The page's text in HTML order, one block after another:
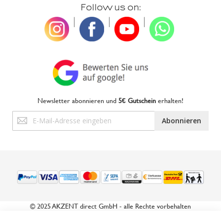
Follow us on:
Newsletter abonnieren und5€ Gutscheinerhalten!
Anmeldung
zum
Abonnieren
© 2025 AKZENT direct GmbH - alle Rechte vorbehalten